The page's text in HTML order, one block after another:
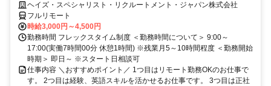
大／700万～800万／リモート勤務OK】経理財務
ヘイズ・スペシャリスト・リクルートメント・ジャパン株式会社
フルリモート
時給3,000円～4,500円
勤務時間 フレックスタイム制度 ＜勤務時間について＞ 9:00～
17:00(実働7時間00分 休憩1時間) ※残業月5～10時間程度 ＜勤務開始
時期＞ 即日～ ※スタート日相談可
仕事内容 ＼おすすめポイント／ 1つ目はリモート勤務OKのお仕事で
す。 2つ目は経験、英語スキルを活かせるお仕事です。 3つ目は正社